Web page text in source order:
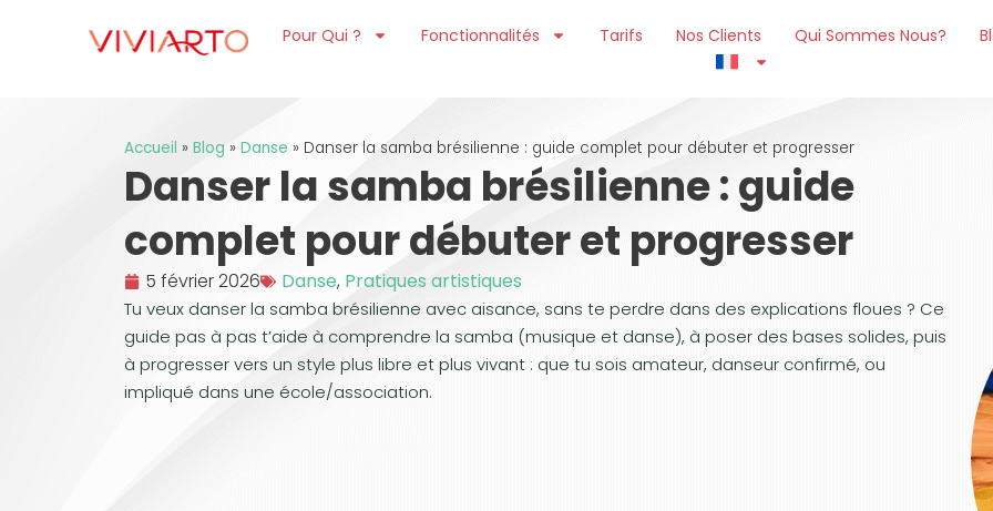
Pour Qui ? Fonctionnalités Tarifs Nos Clients Qui Sommes Nous?
Accueil » Blog » Danse » Danser la samba brésilienne : guide complet pour débuter et progresser
Danser la samba brésilienne : guide
complet pour débuter et progresser
5 février 2026 Danse, Pratiques artistiques
Tu veux danser la samba brésilienne avec aisance, sans te perdre dans des explications floues ? Ce
guide pas à pas t’aide à comprendre la samba (musique et danse), à poser des bases solides, puis
à progresser vers un style plus libre et plus vivant : que tu sois amateur, danseur confirmé, ou
impliqué dans une école/association.